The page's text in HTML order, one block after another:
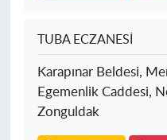
TUBA ECZANESİ
Karapınar Beldesi,
Egemenlik Caddesi,
Zonguldak